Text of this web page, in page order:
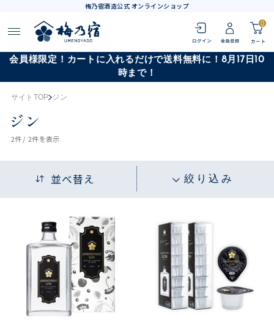
梅乃宿酒造公式 オンラインショップ
0
会員様限定！カートに入れるだけで送料無料に！8月17日10
時まで！
サイトTOP ジン
ジン
2件 / 2件を表示
並べ替え 絞り込み